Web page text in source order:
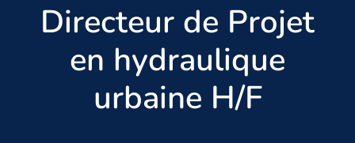
Directeur de Projet
en hydraulique
urbaine H/F